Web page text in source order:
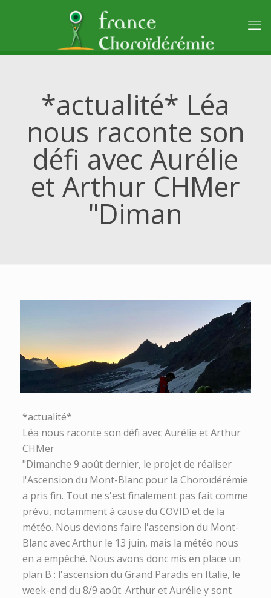
*actualité* Léa
nous raconte son
défi avec Aurélie
et Arthur CHMer
"Diman
*actualité*
Léa nous raconte son défi avec Aurélie et Arthur
CHMer
"Dimanche 9 août dernier, le projet de réaliser
l'Ascension du Mont-Blanc pour la Choroïdérémie
a pris fin. Tout ne s'est finalement pas fait comme
prévu, notamment à cause du COVID et de la
météo. Nous devions faire l'ascension du Mont-
Blanc avec Arthur le 13 juin, mais la météo nous
en a empêché. Nous avons donc mis en place un
plan B : l'ascension du Grand Paradis en Italie, le
week-end du 8/9 août. Arthur et Aurélie y sont